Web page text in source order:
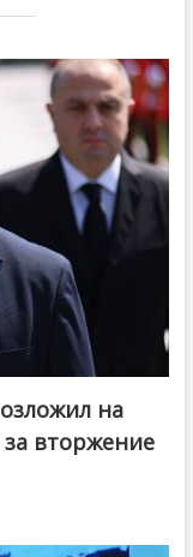
на
вторжение